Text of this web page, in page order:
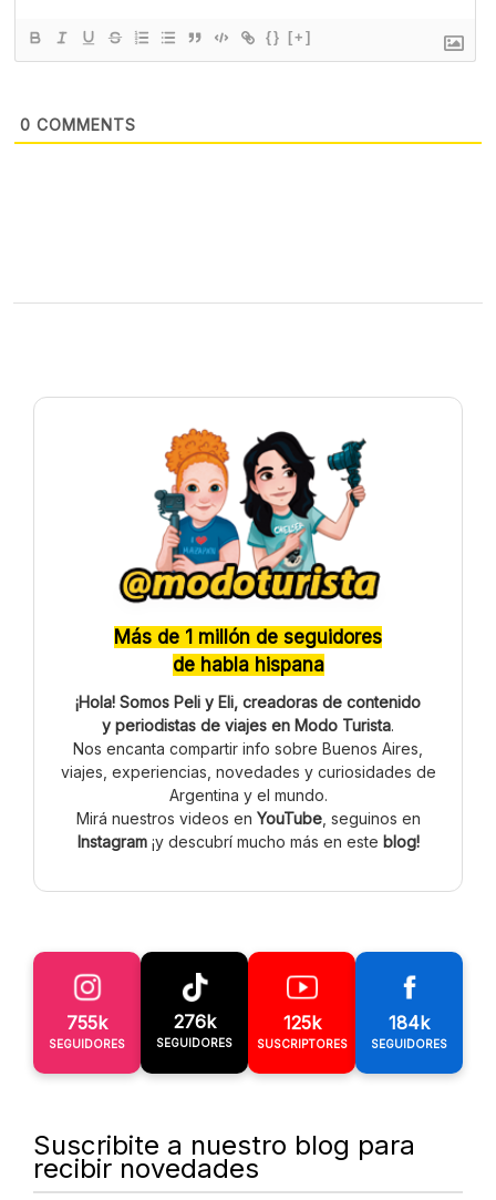
{} [+]
0 COMMENTS
Más de 1 millón de seguidores
de habla hispana
¡Hola! Somos Peli y Eli, creadoras de contenido
y periodistas de viajes en Modo Turista.
Nos encanta compartir info sobre Buenos Aires,
viajes, experiencias, novedades y curiosidades de
Argentina y el mundo.
Mirá nuestros videos en YouTube, seguinos en
Instagram¡y descubrí mucho más en este blog!
755k
SEGUIDORES
276k
SEGUIDORES
125k
SUSCRIPTORES
184k
SEGUIDORES
Suscribite a nuestro blog para
recibir novedades